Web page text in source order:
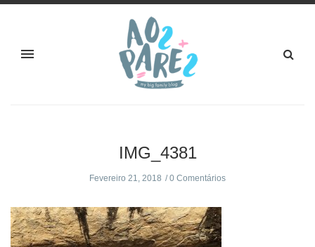
IMG_4381
Fevereiro 21, 2018 0 Comentários